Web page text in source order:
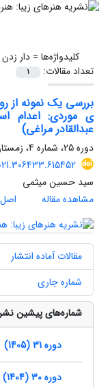
کلیدواژه‌ها =دار
تعداد مقالات:
1
بررسی یک نمونه از
ی موردی: اعدام
عبدالقادر مراغی)
دوره 25، شماره 4، زمستان 1399، صفحه
سید حسین میثمی
مشاهده مقاله
اصل
مقالات آماده انتشار
شماره جاری
شماره‌های پیشین
دوره 31 (1405)
دوره 30 (1404)